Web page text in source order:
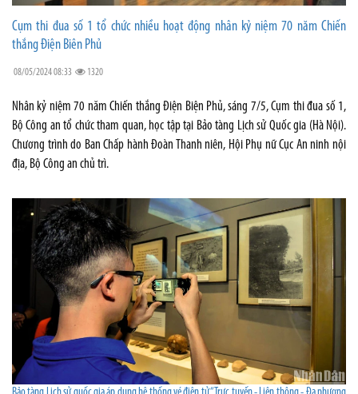
Cụm thi đua số 1 tổ chức nhiều hoạt động nhân kỷ niệm 70 năm Chiến
thắng Điện Biên Phủ
08/05/2024 08:33 1320
Nhân kỷ niệm 70 năm Chiến thắng Điện Biện Phủ, sáng 7/5, Cụm thi đua số 1,
Bộ Công an tổ chức tham quan, học tập tại Bảo tàng Lịch sử Quốc gia (Hà Nội).
Chương trình do Ban Chấp hành Đoàn Thanh niên, Hội Phụ nữ Cục An ninh nội
địa, Bộ Công an chủ trì.